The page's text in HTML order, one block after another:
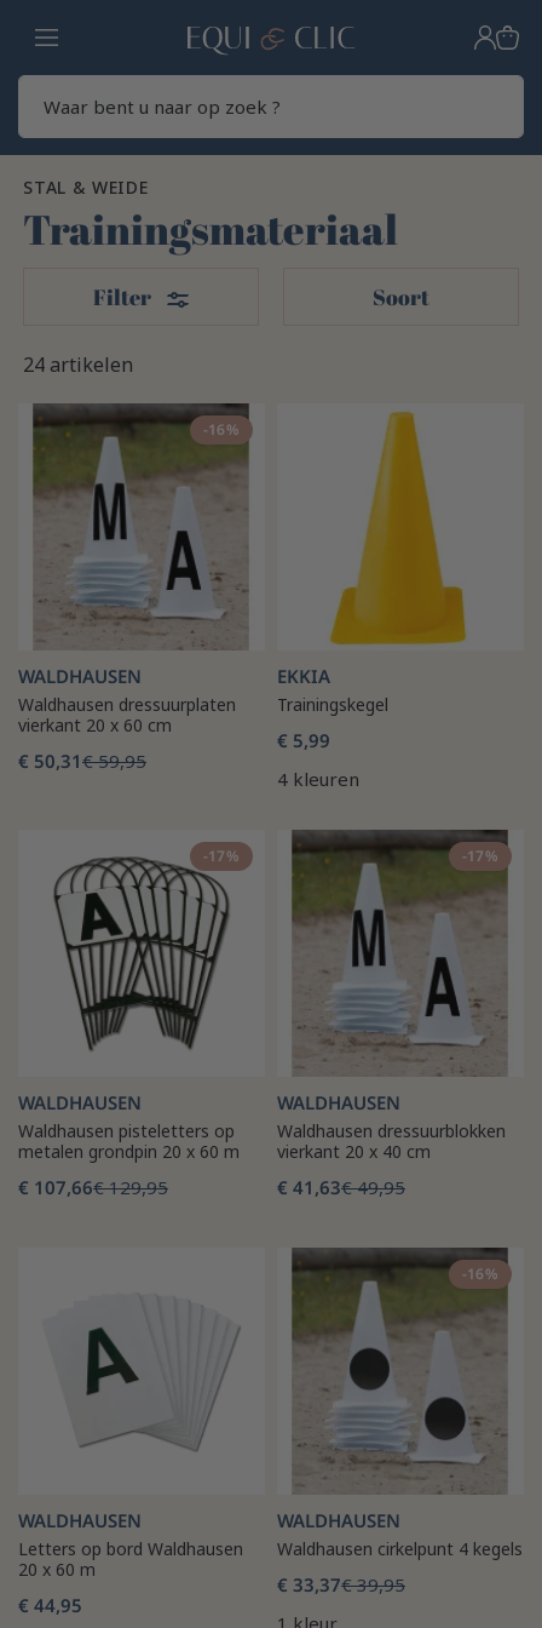
Home
STAL & WEIDE
Trainingsmateriaal
24 artikelen
Filter Filters Soort
-16%
WALDHAUSEN
Waldhausen dressuurplaten
vierkant 20 x 60 cm
€ 50,31€ 59,95
EKKIA
Trainingskegel
€ 5,99
4 kleuren
-17%
WALDHAUSEN
Waldhausen pisteletters op
metalen grondpin 20 x 60 m
€ 107,66€ 129,95
-17%
WALDHAUSEN
Waldhausen dressuurblokken
vierkant 20 x 40 cm
€ 41,63€ 49,95
WALDHAUSEN
Letters op bord Waldhausen
20 x 60 m
€ 44,95
-16%
WALDHAUSEN
Waldhausen cirkelpunt 4 kegels
€ 33,37€ 39,95
1 kleur